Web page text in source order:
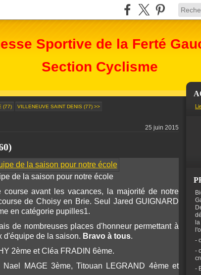
Sportive de la Ferté
Section Cyclisme
(77) VILLENEUVE SAINT DENIS (77) >>
25 juin 2015
de la saison pour notre école
avant les vacances, la majorité de notre
de Choisy en Brie. Seul Jared GUIGNARD
en catégorie pupilles1.
de nombreuses places d'honneur permettant à
d'équipe de la saison. Bravo à tous.
2ème et Cléa FRADIN 6ème.
MAGE 3ème, Titouan LEGRAND 4ème et
-
-
-